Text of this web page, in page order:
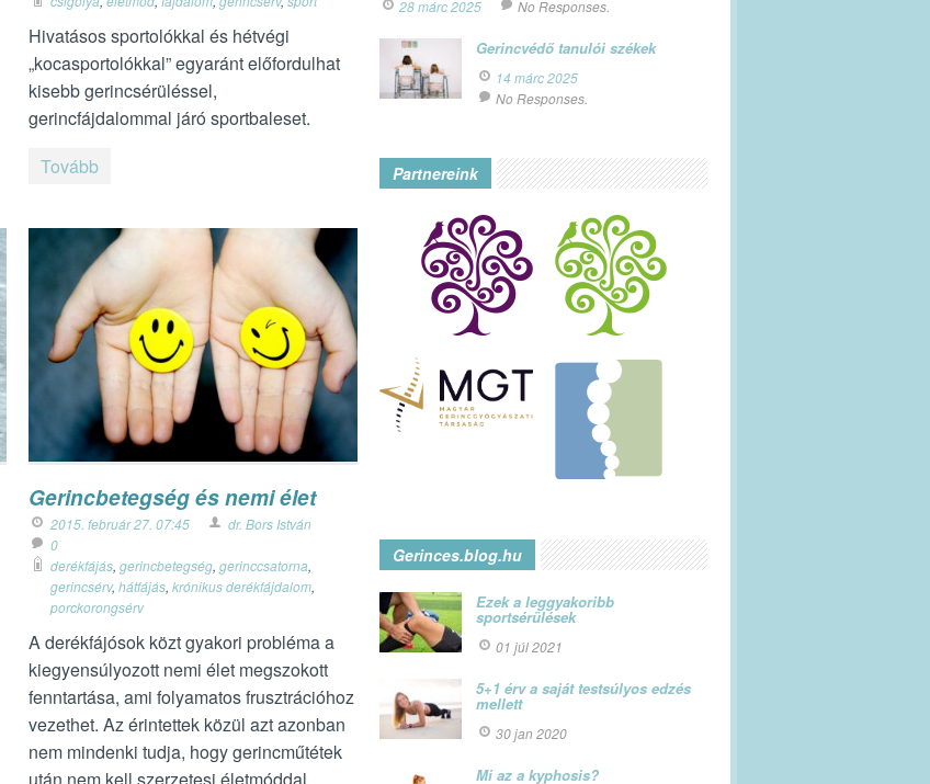
Hivatásos sportolókkal és hétvégi
„kocasportolókkal” egyaránt előfordulhat
kisebb gerincsérüléssel,
gerincfájdalommal járó sportbaleset.
Tovább
Gerincbetegség és nemi élet
2015. február 27. 07:45
dr. Bors István
0
derékfájás, gerincbetegség, gerinccsatorna,
gerincsérv, hátfájás, krónikus derékfájdalom,
porckorongsérv
A derékfájósok közt gyakori probléma a
kiegyensúlyozott nemi élet megszokott
fenntartása, ami folyamatos frusztrációhoz
vezethet. Az érintettek közül azt azonban
nem mindenki tudja, hogy gerincműtétek
28 márc 2025 No Responses.
Gerincvédő tanulói székek
14 márc 2025
No Responses.
Partnereink
Gerinces.blog.hu
Ezek a leggyakoribb
sportsérülések
01 júl 2021
5+1 érv a saját testsúlyos edzés
mellett
30 jan 2020
Mi az a kyphosis?